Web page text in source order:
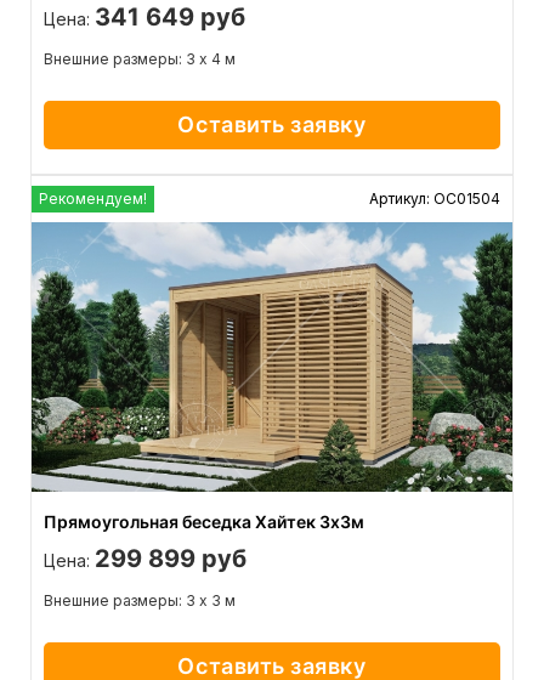
Цена: 341 649 руб
Внешние размеры: 3 х 4 м
Оставить заявку
Рекомендуем! Артикул: ОС01504
Прямоугольная беседка Хайтек 3х3м
Цена: 299 899 руб
Внешние размеры: 3 х 3 м
Оставить заявку